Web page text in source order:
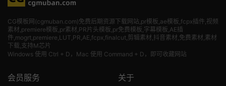
CG模板网(cgmuban.com)免费后期资源下载网站,pr模板,ae模板,fcpx插件,视频
素材 ,premiere模板,pr素材,PR片头模板,pr免费模板,字幕模板,AE插
件,mogrt,premiere,LUT,PR,AE,fcpx,finalcut,剪辑素材,抖音素材,免费素材,素材
下载,支持M芯片
Windows 使用 Ctrl + D，Mac 使用 Command + D，即可收藏网站
会员服务 关于